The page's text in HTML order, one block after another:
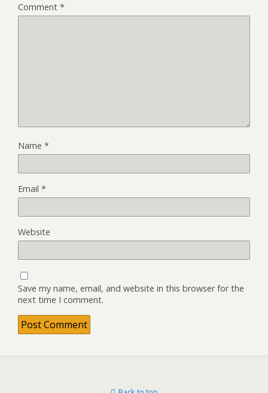
Comment *
Name *
Email *
Website
Save my name, email, and website in this browser for the
next time I comment.